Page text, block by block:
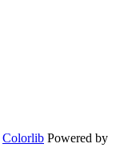
Colorlib Powered by